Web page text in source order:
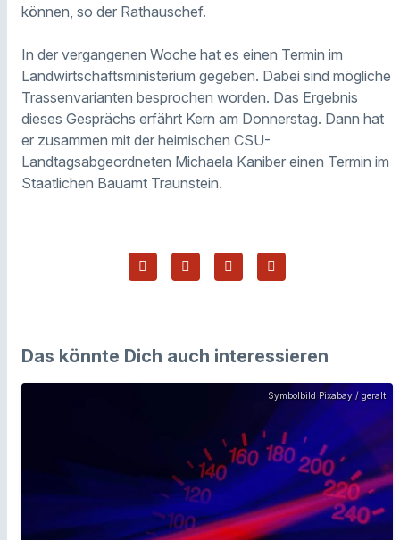
können, so der Rathauschef.
In der vergangenen Woche hat es einen Termin im
Landwirtschaftsministerium gegeben. Dabei sind mögliche
Trassenvarianten besprochen worden. Das Ergebnis
dieses Gesprächs erfährt Kern am Donnerstag. Dann hat
er zusammen mit der heimischen CSU-
Landtagsabgeordneten Michaela Kaniber einen Termin im
Staatlichen Bauamt Traunstein.
Das könnte Dich auch interessieren
Symbolbild Pixabay / geralt